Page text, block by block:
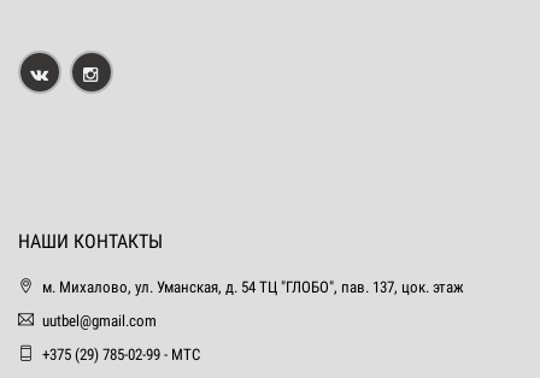
НАШИ КОНТАКТЫ
м. Михалово, ул. Уманская, д. 54 ТЦ "ГЛОБО", пав. 137, цок. этаж
uutbel@gmail.com
+375 (29) 785-02-99 - МТС